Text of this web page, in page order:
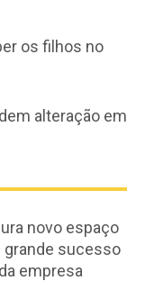
os filhos no
alteração em
novo espaço
grande sucesso
empresa